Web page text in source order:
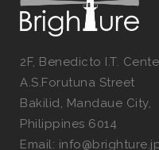
2F, Benedicto I.T.
A.S.Forutuna Street
Bakilid, Mandaue City,
Philippines 6014
Email: